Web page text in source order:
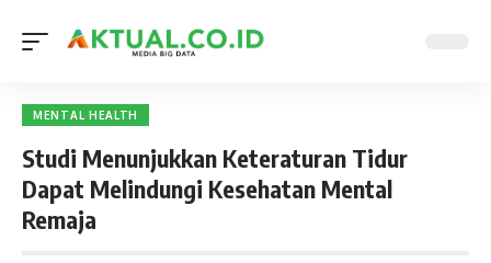
MENTAL HEALTH
Studi Menunjukkan Keteraturan Tidur
Dapat Melindungi Kesehatan Mental
Remaja